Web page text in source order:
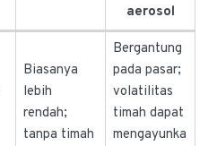
aerosol
Biasanya
lebih
rendah;
tanpa timah
Bergantung
pada pasar;
volatilitas
timah dapat
mengayunka